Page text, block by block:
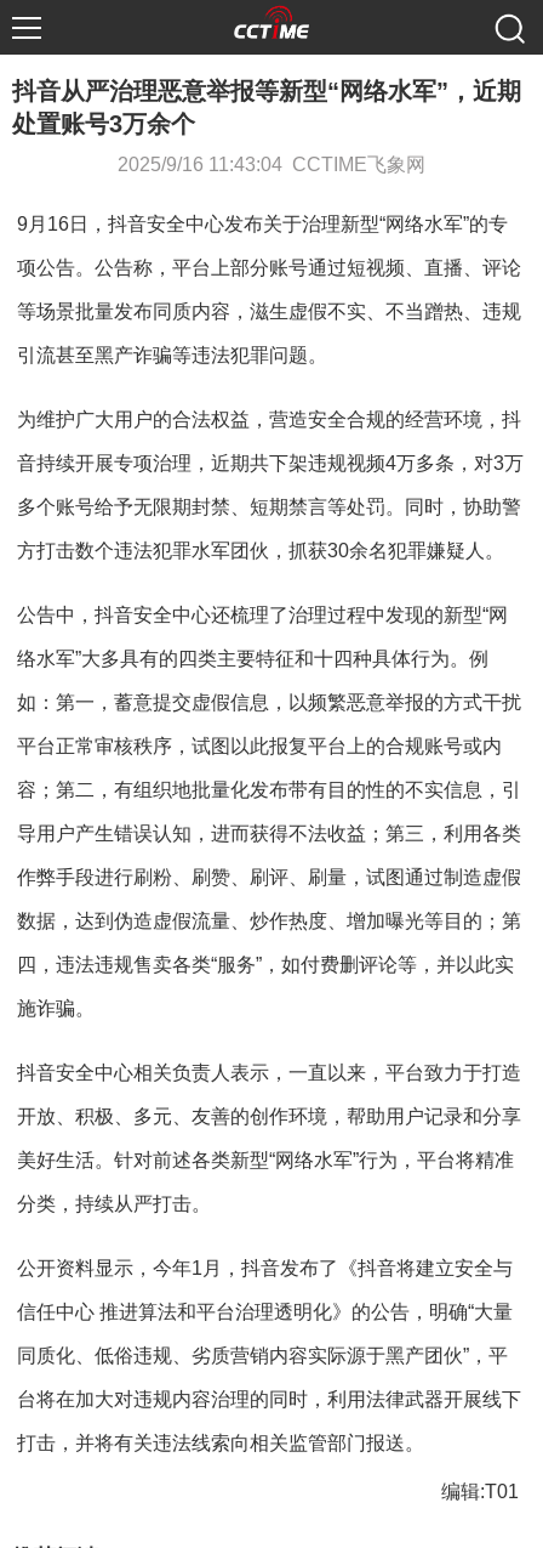
抖音从严治理恶意举报等新型“网络水军”，近期
处置账号3万余个
2025/9/16 11:43:04 CCTIME飞象网
9月16日，抖音安全中心发布关于治理新型“网络水军”的专
项公告。公告称，平台上部分账号通过短视频、直播、评论
等场景批量发布同质内容，滋生虚假不实、不当蹭热、违规
引流甚至黑产诈骗等违法犯罪问题。
为维护广大用户的合法权益，营造安全合规的经营环境，抖
音持续开展专项治理，近期共下架违规视频4万多条，对3万
多个账号给予无限期封禁、短期禁言等处罚。同时，协助警
方打击数个违法犯罪水军团伙，抓获30余名犯罪嫌疑人。
公告中，抖音安全中心还梳理了治理过程中发现的新型“网
络水军”大多具有的四类主要特征和十四种具体行为。例
如：第一，蓄意提交虚假信息，以频繁恶意举报的方式干扰
平台正常审核秩序，试图以此报复平台上的合规账号或内
容；第二，有组织地批量化发布带有目的性的不实信息，引
导用户产生错误认知，进而获得不法收益；第三，利用各类
作弊手段进行刷粉、刷赞、刷评、刷量，试图通过制造虚假
数据，达到伪造虚假流量、炒作热度、增加曝光等目的；第
四，违法违规售卖各类“服务”，如付费删评论等，并以此实
施诈骗。
抖音安全中心相关负责人表示，一直以来，平台致力于打造
开放、积极、多元、友善的创作环境，帮助用户记录和分享
美好生活。针对前述各类新型“网络水军”行为，平台将精准
分类，持续从严打击。
公开资料显示，今年1月，抖音发布了《抖音将建立安全与
信任中心 推进算法和平台治理透明化》的公告，明确“大量
同质化、低俗违规、劣质营销内容实际源于黑产团伙”，平
台将在加大对违规内容治理的同时，利用法律武器开展线下
打击，并将有关违法线索向相关监管部门报送。
编辑:T01